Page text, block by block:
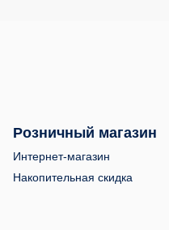
Розничный магазин
Интернет-магазин
Накопительная скидка